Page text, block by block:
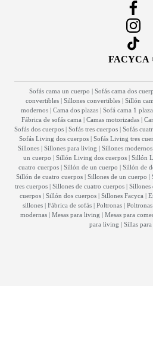
FACYCA
Sofás cama un cuerpo | Sofás cama dos
convertibles| Sillones convertibles| Sillón
modernos | Cama dos plazas | Sofá cama 1 plaza
Fábrica de sofás cama | Camas motorizadas |
Sofás dos cuerpos | Sofás tres cuerpos | Sofás
Sofás Living dos cuerpos| Sofás Living tres
Sillones| Sillones para living | Sillones modernos
un cuerpo | Sillón Living dos cuerpos | Sillón
cuatro cuerpos | Sillón de un cuerpo | Sillón de
Sillón de cuatro cuerpos | Sillones de un cuerpo |
tres cuerpos| Sillones de cuatro cuerpos| Sillones
cuerpos| Sillón dos cuerpos| Sillones Facyca |
sillones | Fábrica de sofás | Poltronas |
modernas| Mesas para living | Mesas para
para living | Sillas